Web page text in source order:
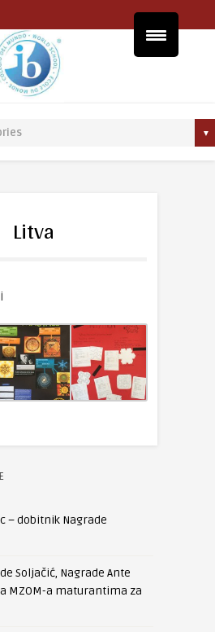
Litva
– dobitnik Nagrade
Soljačić, Nagrade Ante
MZOM-a maturantima za